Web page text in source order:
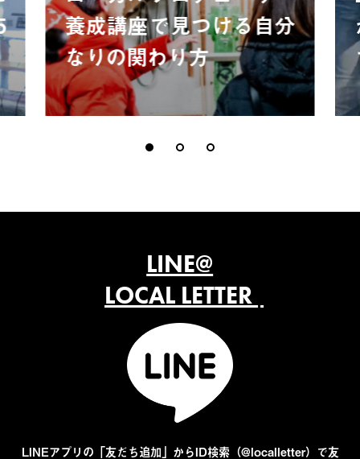
養成講座で見つける自分
なりの関わり方
LINE@
LOCAL LETTER
LINEアプリの「友だち追加」からID検索（@localletter）で友